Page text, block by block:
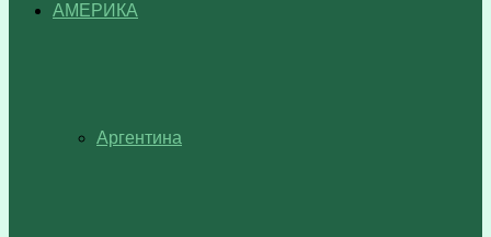
АМЕРИКА
Аргентина